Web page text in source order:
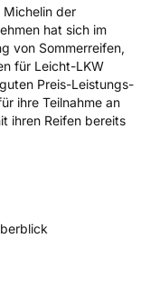
der
hat sich im
von Sommerreifen,
für Leicht-LKW
Preis-Leistungs-
ihre Teilnahme an
ihren Reifen bereits